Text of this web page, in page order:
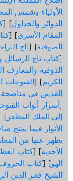
الأولياء وشمس
الدوائر والجداول] [
المقام الأسرى] [
الصوفية] [تاج
[كتاب تاج الرسائل
الذوقية والمعارف
الكريم] [الفتوحات
القدس في مناصحة
[أسرار أبواب
إلى الملك المظفر [
الأنوار فيما يمنح
يظهر عنها من
الأحدية] [كتاب
الهو] [كتاب الحروف
الشيخ فخر الدين